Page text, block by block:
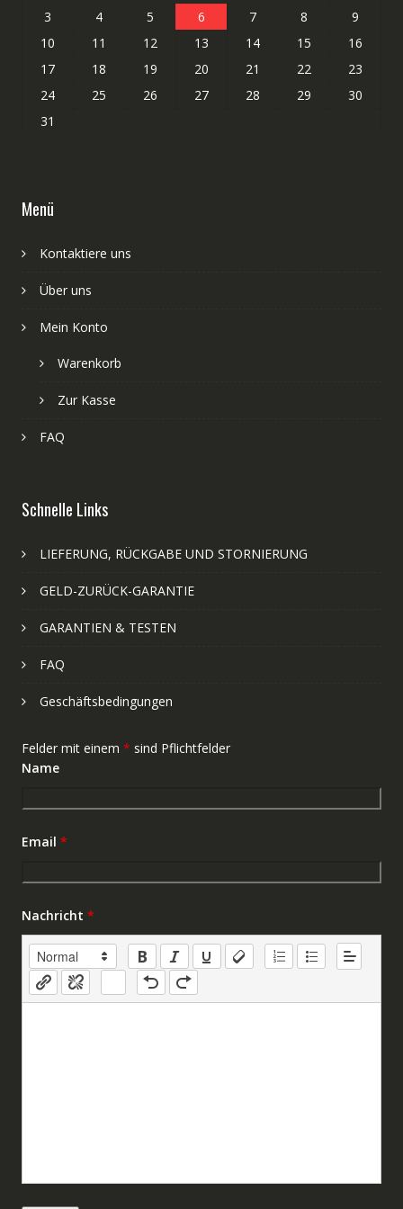
3
4 5 6 7 8
9
10
11 12 13 14 15
16
17
18 19 20 21 22
23
24
25 26 27 28 29
30
31
Menü
Kontaktiere uns
Über uns
Mein Konto
Warenkorb
Zur Kasse
FAQ
Schnelle Links
LIEFERUNG, RÜCKGABE UND STORNIERUNG
GELD-ZURÜCK-GARANTIE
GARANTIEN & TESTEN
FAQ
Geschäftsbedingungen
Felder mit einem * sind Pflichtfelder
Name
Email *
Nachricht *